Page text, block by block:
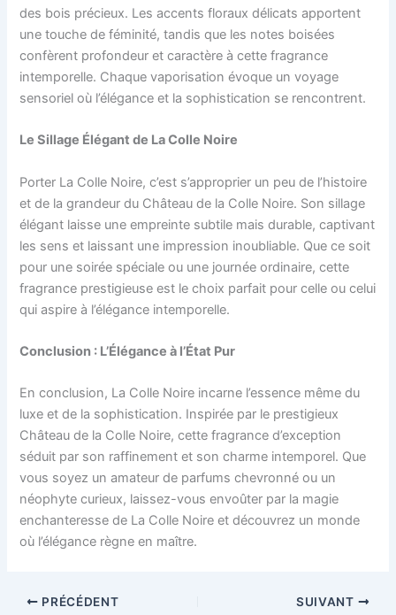
des bois précieux. Les accents floraux délicats apportent
une touche de féminité, tandis que les notes boisées
confèrent profondeur et caractère à cette fragrance
intemporelle. Chaque vaporisation évoque un voyage
sensoriel où l’élégance et la sophistication se rencontrent.
Le Sillage Élégant de La Colle Noire
Porter La Colle Noire, c’est s’approprier un peu de l’histoire
et de la grandeur du Château de la Colle Noire. Son sillage
élégant laisse une empreinte subtile mais durable, captivant
les sens et laissant une impression inoubliable. Que ce soit
pour une soirée spéciale ou une journée ordinaire, cette
fragrance prestigieuse est le choix parfait pour celle ou celui
qui aspire à l’élégance intemporelle.
Conclusion : L’Élégance à l’État Pur
En conclusion, La Colle Noire incarne l’essence même du
luxe et de la sophistication. Inspirée par le prestigieux
Château de la Colle Noire, cette fragrance d’exception
séduit par son raffinement et son charme intemporel. Que
vous soyez un amateur de parfums chevronné ou un
néophyte curieux, laissez-vous envoûter par la magie
enchanteresse de La Colle Noire et découvrez un monde
où l’élégance règne en maître.
PRÉCÉDENT SUIVANT